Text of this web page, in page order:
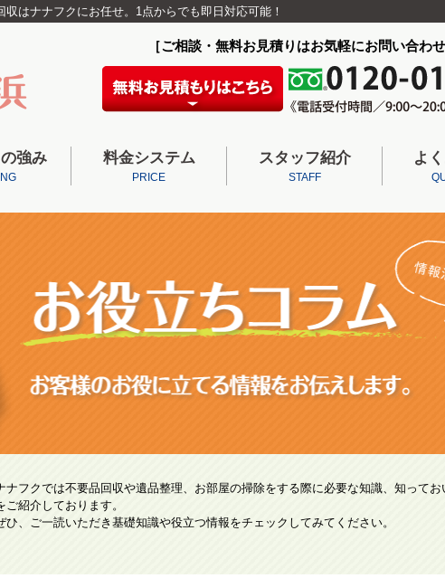
収はナナフクにお任せ。1点からでも即日対応可能！
［ご相談・無料お見積りはお気軽にお問い合わせ
強み 料金システム
PRICE
スタッフ紹介
STAFF
よ
ナフクでは不要品回収や遺品整理、お部屋の掃除をする際に必要な知識、知って
ご紹介しております。
ひ、ご一読いただき基礎知識や役立つ情報をチェックしてみてください。